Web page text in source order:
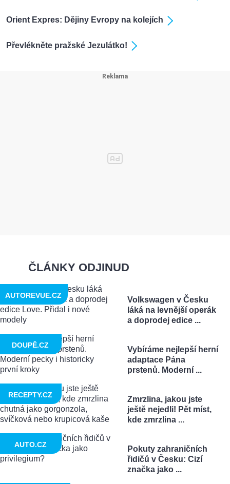
Orient Expres: Dějiny Evropy na kolejích
Převlékněte pražské Jezulátko!
ČLÁNKY ODJINUD
Volkswagen v Česku
láká na levnější operák
a doprodej edice ...
AUTOREVUE.CZ
Vybíráme nejlepší herní
adaptace Pána
prstenů. Moderní ...
DOUPĚ.CZ
Zmrzlina, jakou jste
ještě nejedli! Pět míst,
kde zmrzlina ...
RECEPTY.CZ
Pokuty zahraničních
řidičů v Česku: Cizí
značka jako ...
AUTO.CZ